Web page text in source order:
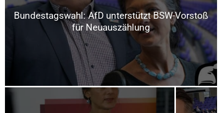
Bundestagswahl: AfD unterstützt BSW-Vorstoß
für Neuauszählung